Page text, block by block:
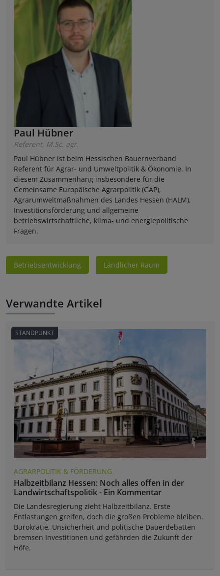
Paul Hübner
Referent, M.Sc. agr.
Paul Hübner ist beim Hessischen Bauernverband
Referent für Agrar- und Umweltpolitik & Ökonomie. In
diesem Zusammenhang insbesondere für die
Gemeinsame Europäische Agrarpolitik (GAP),
Agrarumweltmaßnahmen des Landes Hessen (HALM),
Investitionsförderung und allgemeine
betriebswirtschaftliche, klima- und energiepolitische
Fragen.
Betriebsentwicklung Ländlicher Raum
Verwandte Artikel
STANDPUNKT
AGRARPOLITIK & FÖRDERUNG
Halbzeitbilanz Hessen: Noch alles offen in der
Landwirtschaftspolitik - Ein Kommentar
Die Landesregierung zieht Halbzeitbilanz. Erste
Entlastungen greifen, doch die großen Probleme bleiben.
Bürokratie, Unsicherheit und politische Dauerdebatten
bremsen Investitionen und gefährden die Zukunft der
Höfe.